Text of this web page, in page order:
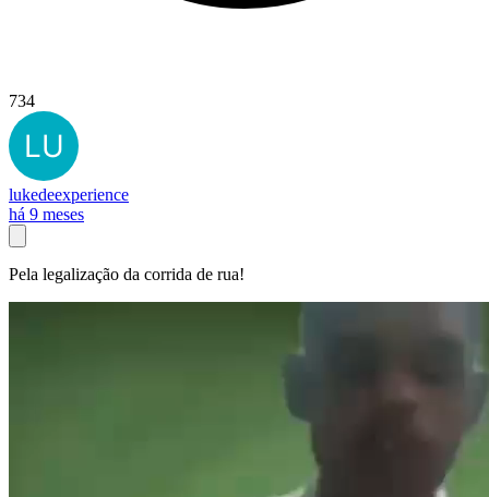
734
lukedeexperience
há 9 meses
Pela legalização da corrida de rua!